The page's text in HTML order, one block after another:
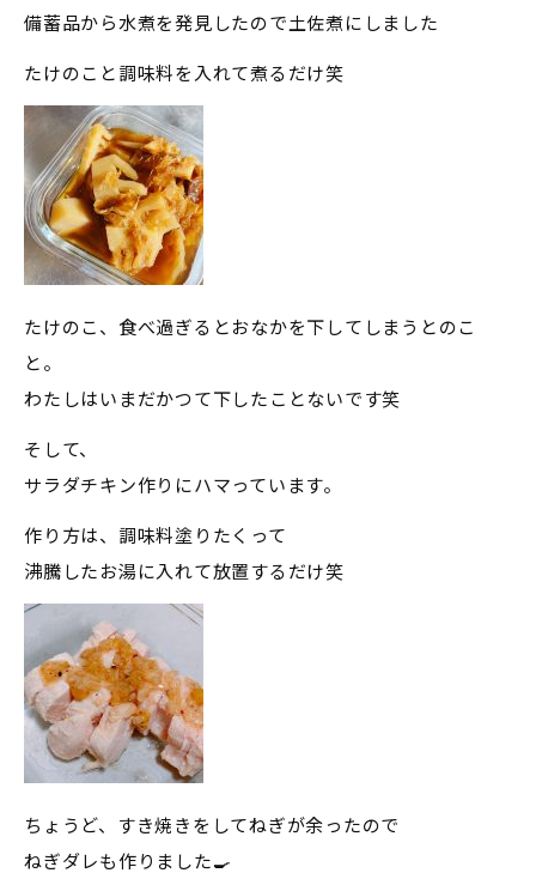
備蓄品から水煮を発見したので土佐煮にしました
たけのこと調味料を入れて煮るだけ笑
たけのこ、食べ過ぎるとおなかを下してしまうとのこ
と。
わたしはいまだかつて下したことないです笑
そして、
サラダチキン作りにハマっています。
作り方は、調味料塗りたくって
沸騰したお湯に入れて放置するだけ笑
ちょうど、すき焼きをしてねぎが余ったので
ねぎダレも作りました🍳